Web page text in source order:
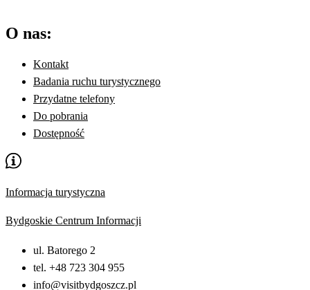
O nas:
Kontakt
Badania ruchu turystycznego
Przydatne telefony
Do pobrania
Dostępność
Informacja turystyczna
Bydgoskie Centrum Informacji
ul. Batorego 2
tel. +48 723 304 955
info@visitbydgoszcz.pl